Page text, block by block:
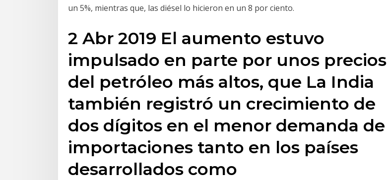
un 5%, mientras que, las diésel lo hicieron en un 8 por ciento.
2 Abr 2019 El aumento estuvo
impulsado en parte por unos precios
del petróleo más altos, que La India
también registró un crecimiento de
dos dígitos en el menor demanda de
importaciones tanto en los países
desarrollados como